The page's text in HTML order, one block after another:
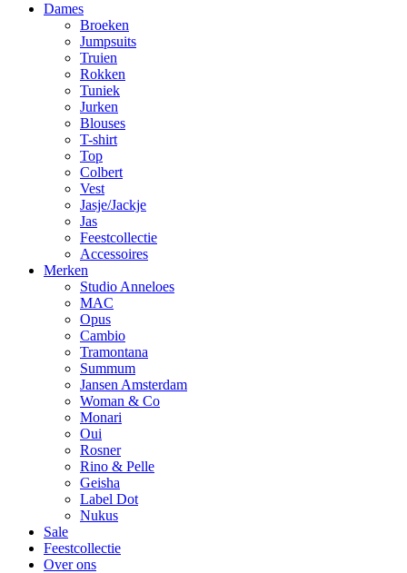
Dames
Broeken
Jumpsuits
Truien
Rokken
Tuniek
Jurken
Blouses
T-shirt
Top
Colbert
Vest
Jasje/Jackje
Jas
Feestcollectie
Accessoires
Merken
Studio Anneloes
MAC
Opus
Cambio
Tramontana
Summum
Jansen Amsterdam
Woman & Co
Monari
Oui
Rosner
Rino & Pelle
Geisha
Label Dot
Nukus
Sale
Feestcollectie
Over ons